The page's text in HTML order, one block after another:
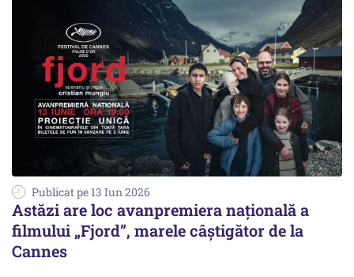
Publicat pe 13 Iun 2026
Astăzi are loc avanpremiera națională a
filmului „Fjord”, marele câștigător de la
Cannes